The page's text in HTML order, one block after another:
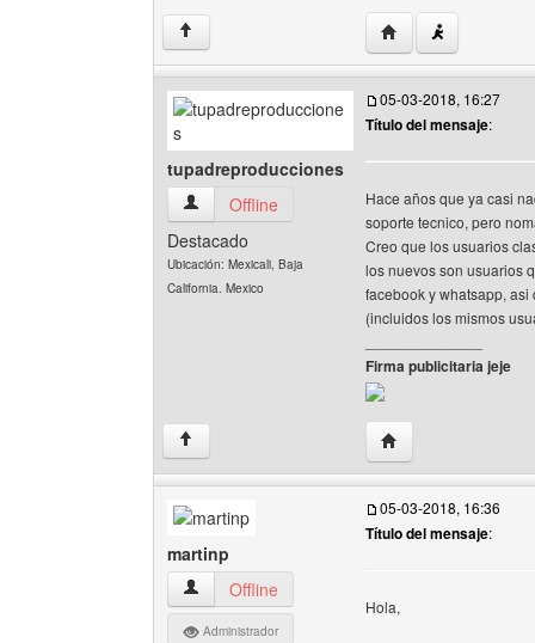
↑ Visitar sitio web del
tupadreproducciones
tupadreproducciones Ver perfil del usuario
Offline
Destacado
Ubicación: Mexicali, Baja
California. Mexico
05-03-2018, 16:27
Título del mensaje:
Hace años que ya casi
soporte tecnico, pero
Creo que los usuarios
los nuevos son usuarios
facebook y whatsapp,
(incluidos los mismos
Firma publicitaria jeje
↑ Visitar sitio web del
martinp
martinp Ver perfil del usuario
Offline
Administrador
05-03-2018, 16:36
Título del mensaje:
Hola,